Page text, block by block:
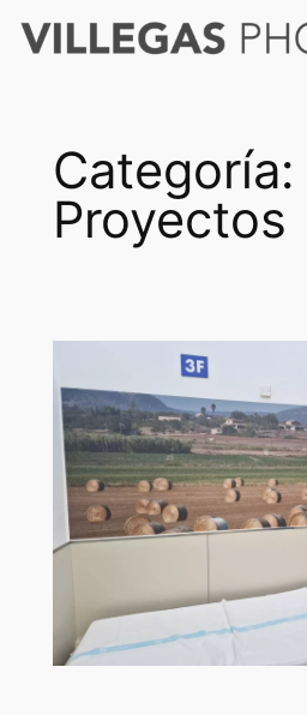
Saltar
Categoría:
Proyectos